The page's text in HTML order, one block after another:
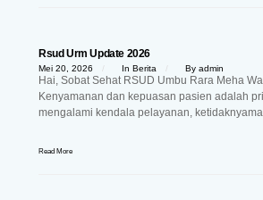
Rsud Urm Update 2026
Mei 20, 2026 In Berita By admin
Hai, Sobat Sehat RSUD Umbu Rara Meha
Kenyamanan dan kepuasan pasien adalah
mengalami kendala pelayanan,
Read More